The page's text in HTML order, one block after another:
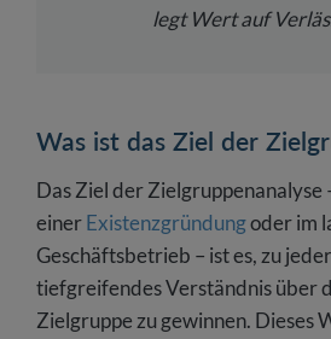
legt Wert auf
Was ist das Ziel der
Das Ziel der Zielgruppenanalyse
einerExistenzgründungoder im
Geschäftsbetrieb – ist es, zu
tiefgreifendes Verständnis über
Zielgruppe zu gewinnen. Dieses